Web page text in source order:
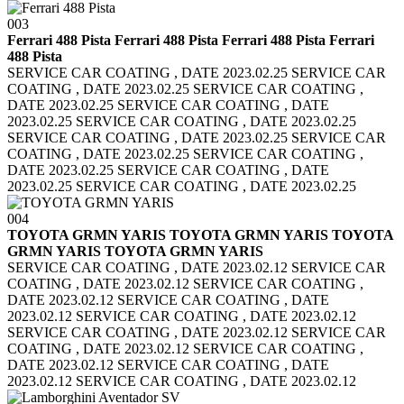
003
Ferrari 488 Pista Ferrari 488 Pista Ferrari 488 Pista Ferrari
488 Pista
SERVICE CAR COATING , DATE 2023.02.25 SERVICE CAR
COATING , DATE 2023.02.25 SERVICE CAR COATING ,
DATE 2023.02.25 SERVICE CAR COATING , DATE
2023.02.25 SERVICE CAR COATING , DATE 2023.02.25
SERVICE CAR COATING , DATE 2023.02.25 SERVICE CAR
COATING , DATE 2023.02.25 SERVICE CAR COATING ,
DATE 2023.02.25 SERVICE CAR COATING , DATE
2023.02.25 SERVICE CAR COATING , DATE 2023.02.25
004
TOYOTA GRMN YARIS TOYOTA GRMN YARIS TOYOTA
GRMN YARIS TOYOTA GRMN YARIS
SERVICE CAR COATING , DATE 2023.02.12 SERVICE CAR
COATING , DATE 2023.02.12 SERVICE CAR COATING ,
DATE 2023.02.12 SERVICE CAR COATING , DATE
2023.02.12 SERVICE CAR COATING , DATE 2023.02.12
SERVICE CAR COATING , DATE 2023.02.12 SERVICE CAR
COATING , DATE 2023.02.12 SERVICE CAR COATING ,
DATE 2023.02.12 SERVICE CAR COATING , DATE
2023.02.12 SERVICE CAR COATING , DATE 2023.02.12